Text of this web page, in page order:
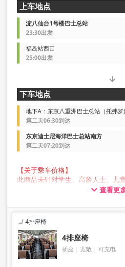
上车地点
淀八仙台1号楼巴士总站
23:30出发
福岛站西口
25:00出发
下车地点
地下A：东京八重洲巴士总站（托弗罗
第二天06:30到达
东京迪士尼海洋巴士总站南方
第二天07:20到达
【关于乘车价格】
此商品未针对学生、高龄人士、儿
所有顾客预约时均请选择成人价格
JAM JAM EXPRESS 营运的巴士行
寸，三边总长不超过 160 公分，重
限定一件。超过此尺寸的行李不能
中，因此敬请提前自行委托业者托运
请注意，如果您携带的行李超出规
需支付取消费用。
查看更
4排座椅
4排座椅
插座 宽敞 可充电